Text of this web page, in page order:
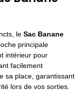
le Sac Banane
principale
intérieur pour
facilement
sa place, garantissant
lors de vos sorties.